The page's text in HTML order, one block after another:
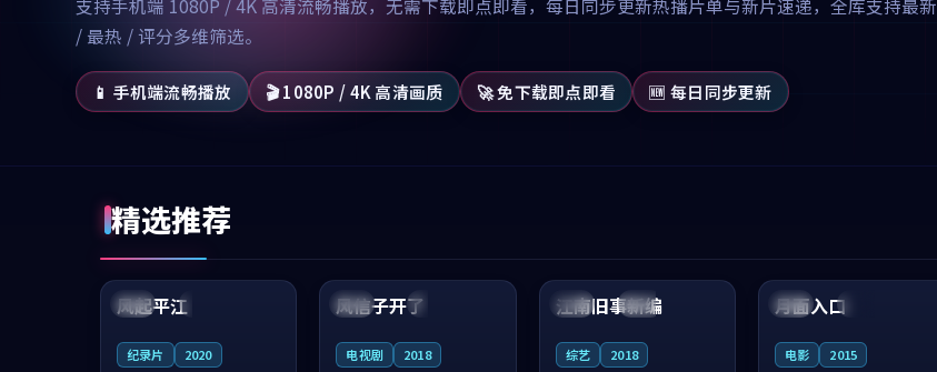
支持手机端 1080P / 4K 高清流畅播放，无需下载即点即看，每日同步更新热播片单与新片速递，全库支持最新
/ 最热 / 评分多维筛选。
📱 手机端流畅播放 🎬 1080P / 4K 高清画质 🚀 免下载即点即看 🆕 每日同步更新
精选推荐
美国
99:07
风起平江
纪录片 2020
法国 4K
99:21
风信子开了
电视剧 2018
日本 院线
99:53
江南旧事新编
综艺 2018
英国
98:04
月面入口
电影 2015